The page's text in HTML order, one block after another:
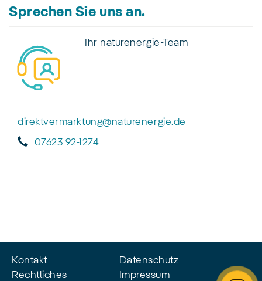
Sprechen Sie uns an.
Ihr naturenergie-Team
direktvermarktung@naturenergie.de
07623 92-1274
Kontakt
Datenschutz
Rechtliches
Impressum